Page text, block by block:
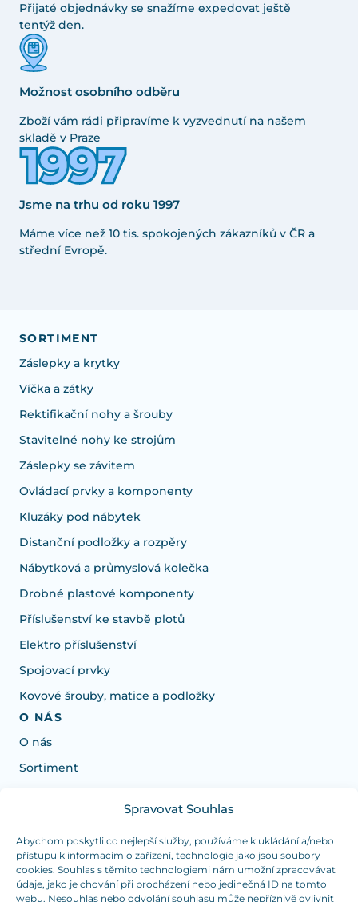
Spravovat Souhlas
Abychom poskytli co nejlepší služby, používáme k ukládání a/nebo
přístupu k informacím o zařízení, technologie jako jsou soubory
cookies. Souhlas s těmito technologiemi nám umožní zpracovávat
údaje, jako je chování při procházení nebo jedinečná ID na tomto
webu. Nesouhlas nebo odvolání souhlasu může nepříznivě ovlivnit
Přijaté objednávky se snažíme expedovat ještě
tentýž den.
Možnost osobního odběru
Zboží vám rádi připravíme k vyzvednutí na našem
skladě v Praze
Jsme na trhu od roku 1997
Máme více než 10 tis. spokojených zákazníků v ČR a
střední Evropě.
SORTIMENT
Záslepky a krytky
Víčka a zátky
Rektifikační nohy a šrouby
Stavitelné nohy ke strojům
Záslepky se závitem
Ovládací prvky a komponenty
Kluzáky pod nábytek
Distanční podložky a rozpěry
Nábytková a průmyslová kolečka
Drobné plastové komponenty
Příslušenství ke stavbě plotů
Elektro příslušenství
Spojovací prvky
Kovové šrouby, matice a podložky
O NÁS
O nás
Sortiment
Potřebujete poradit s výběrem?
Jsme tu pro vás Pondělí-Čtvrtek od: 7:30 - 15:30 hodin
a Pátek od 7:30 - 14:30 hodin
info@dualpraha.cz +420 725 802 767